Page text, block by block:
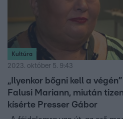
Kultúra
2023. október 5. 9:43
„Ilyenkor bőgni kell a
Falusi Mariann, miután
kísérte Presser Gábor